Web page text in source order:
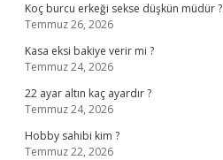
Koç burcu erkeği sekse düşkün müdür ?
Temmuz 26, 2026
Kasa eksi bakiye verir mi ?
Temmuz 24, 2026
22 ayar altın kaç ayardır ?
Temmuz 24, 2026
Hobby sahibi kim ?
Temmuz 22, 2026